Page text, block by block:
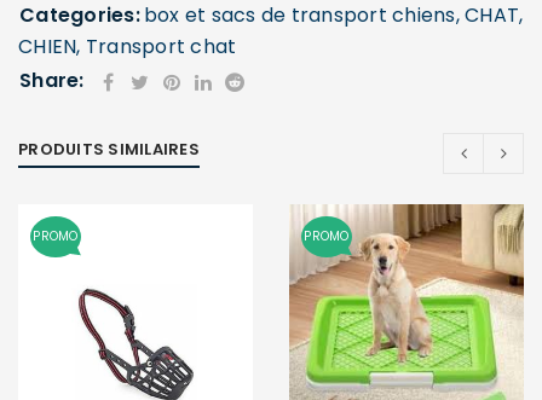
Categories:box et sacs de transport chiens,CHAT,
CHIEN, Transport chat
Share:
PRODUITS SIMILAIRES
PROMO PROMO